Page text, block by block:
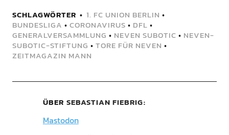
SCHLAGWÖRTER 1. FC UNION BERLIN •
BUNDESLIGA • CORONAVIRUS • DFL •
GENERALVERSAMMLUNG • NEVEN SUBOTIC • NEVEN-
SUBOTIC-STIFTUNG • TORE FÜR NEVEN •
ZEITMAGAZIN MANN
ÜBER SEBASTIAN FIEBRIG
Mastodon